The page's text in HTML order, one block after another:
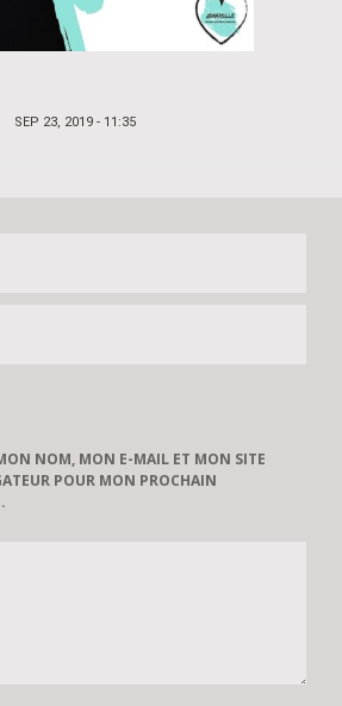
POSTED
SEP 23, 2019 - 11:35
NOM, MON E-MAIL ET MON SITE
POUR MON PROCHAIN